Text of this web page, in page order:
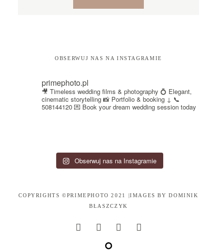
OBSERWUJ NAS NA INSTAGRAMIE
primephoto.pl
🎥 Timeless wedding films & photography 💍 Elegant,
cinematic storytelling📸 Portfolio & booking ↓ 📞
508144120💌 Book your dream wedding session today
Obserwuj nas na Instagramie
COPYRIGHTS ©PRIMEPHOTO 2021 |IMAGES BYDOMINIK
BŁASZCZYK